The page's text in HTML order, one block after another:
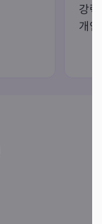
강
개